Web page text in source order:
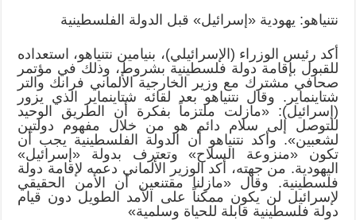
نتنياهو: يهودية «إسرائيل» قبل الدولة الفلسطينية
أكد رئيس الوزراء (الإسرائيلي)، بنيامين نتنياهو، استعداده
للقبول بإقامة دولة فلسطينية بشروط، وذلك في مؤتمر
صحافي مشترك مع وزير الخارجية الألماني فرانك والتر
شتاينماير. وقال نتنياهو بعد لقائه شتاينماير الذي يزور
(إسرائيل): «مازلت ملتزماً بفكرة أن الطريق الوحيد
للتوصل إلى سلام دائم هو من خلال مفهوم دولتين
لشعبين». وأكد نتنياهو أن الدولة الفلسطينية يجب أن
تكون «منزوعة السلاح» وتعترف بدولة «إسرائيل»
اليهودية. من جهته، أكد الوزير الألماني دعمه لإقامة دولة
فلسطينية. وقال «مازلنا مقتنعين أن الأمن الحقيقي
لإسرائيل لن يكون ممكناً على الأمد الطويل دون قيام
دولة فلسطينية قابلة للحياة وسلمية»